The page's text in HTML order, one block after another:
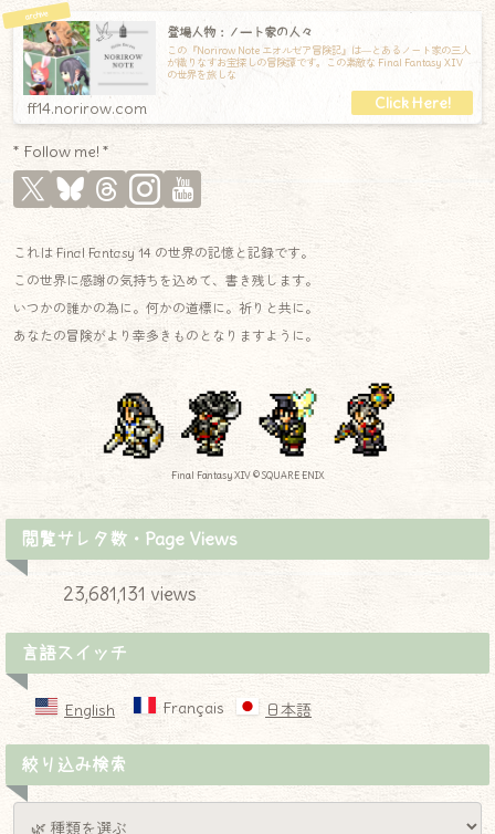
登場人物：ノート家の人々
この『Norirow Note エオルゼア冒険記』は―とあるノート家の三人
が織りなすお宝探しの冒険譚です。この素敵な Final Fantasy XIV
の世界を旅しな
ff14.norirow.com
* Follow me! *
これは Final Fantasy 14 の世界の記憶と記録です。
この世界に感謝の気持ちを込めて、書き残します。
いつかの誰かの為に。何かの道標に。祈りと共に。
あなたの冒険がより幸多きものとなりますように。
Final Fantasy XIV © SQUARE ENIX
閲覧サレタ数・Page Views
23,681,131 views
言語スイッチ
English Français 日本語
絞り込み検索